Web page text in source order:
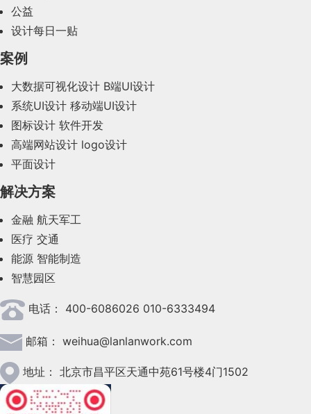
Par 标准杆 是指高尔夫选手把球打进指定洞里
应该使用的标准或者打球的特定数目。通常由洞的长
他们就使用了为这个洞设定标准杆同样的数量。
Birdie小鸟球是指高尔夫选手使用了为一洞设定
标准杆少一杆的数量打完一洞。例如标准杆是4杆，
Eagle老鹰球是指高尔夫选手使用了为一洞设定
标准杆少两杆的数量打完一洞。
标准杆多一杆的数量打完一洞。
Bunker沙坑 在球场周围设的沙坑。有一些特殊
规则适用于选手怎样从沙坑里打出球。从沙坑里打出
球非常困难。
2023年10月(14)
2023年8月(88)
2023年7月(62)
2023年6月(58)
2023年5月(28)
2023年4月(47)
2023年3月(37)
2023年2月(90)
2023年1月(78)
2022年12月(45)
公益
设计每日一贴
案例
大数据可视化设计 B端UI设计
系统UI设计 移动端UI设计
图标设计 软件开发
高端网站设计 logo设计
平面设计
解决方案
金融 航天军工
医疗 交通
能源 智能制造
智慧园区
电话： 400-6086026 010-6333494
邮箱： weihua@lanlanwork.com
地址： 北京市昌平区天通中苑61号楼4门1502